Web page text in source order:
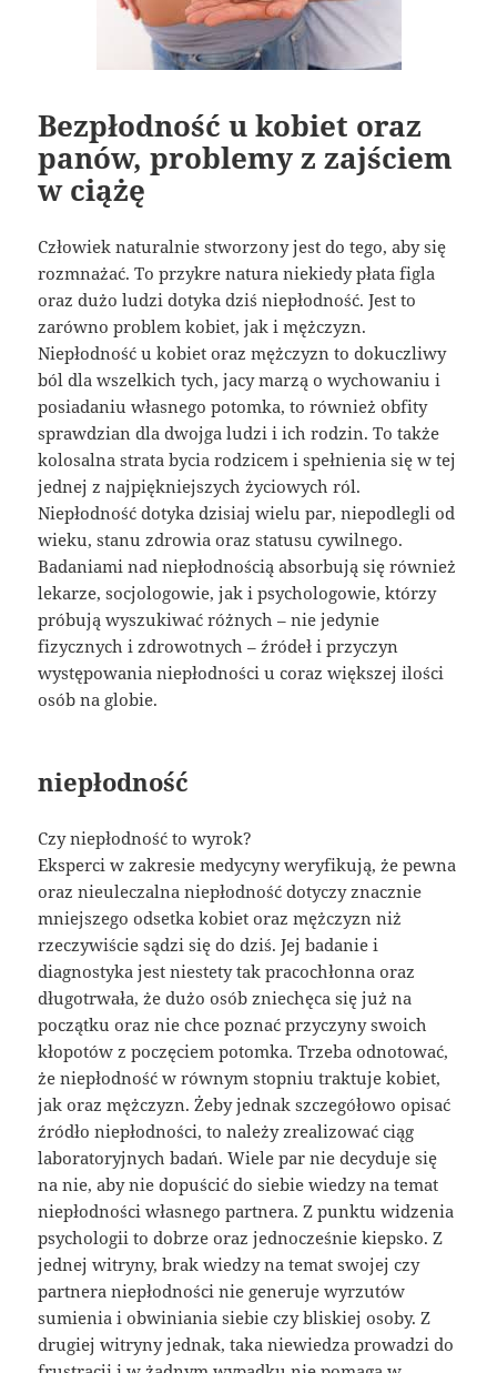
Bezpłodność u kobiet oraz
panów, problemy z zajściem
w ciążę
Człowiek naturalnie stworzony jest do tego, aby się
rozmnażać. To przykre natura niekiedy płata figla
oraz dużo ludzi dotyka dziś niepłodność. Jest to
zarówno problem kobiet, jak i mężczyzn.
Niepłodność u kobiet oraz mężczyzn to dokuczliwy
ból dla wszelkich tych, jacy marzą o wychowaniu i
posiadaniu własnego potomka, to również obfity
sprawdzian dla dwojga ludzi i ich rodzin. To także
kolosalna strata bycia rodzicem i spełnienia się w tej
jednej z najpiękniejszych życiowych ról.
Niepłodność dotyka dzisiaj wielu par, niepodlegli od
wieku, stanu zdrowia oraz statusu cywilnego.
Badaniami nad niepłodnością absorbują się również
lekarze, socjologowie, jak i psychologowie, którzy
próbują wyszukiwać różnych – nie jedynie
fizycznych i zdrowotnych – źródeł i przyczyn
występowania niepłodności u coraz większej ilości
osób na globie.
niepłodność
Czy niepłodność to wyrok?
Eksperci w zakresie medycyny weryfikują, że pewna
oraz nieuleczalna niepłodność dotyczy znacznie
mniejszego odsetka kobiet oraz mężczyzn niż
rzeczywiście sądzi się do dziś. Jej badanie i
diagnostyka jest niestety tak pracochłonna oraz
długotrwała, że dużo osób zniechęca się już na
początku oraz nie chce poznać przyczyny swoich
kłopotów z poczęciem potomka. Trzeba odnotować,
że niepłodność w równym stopniu traktuje kobiet,
jak oraz mężczyzn. Żeby jednak szczegółowo opisać
źródło niepłodności, to należy zrealizować ciąg
laboratoryjnych badań. Wiele par nie decyduje się
na nie, aby nie dopuścić do siebie wiedzy na temat
niepłodności własnego partnera. Z punktu widzenia
psychologii to dobrze oraz jednocześnie kiepsko. Z
jednej witryny, brak wiedzy na temat swojej czy
partnera niepłodności nie generuje wyrzutów
sumienia i obwiniania siebie czy bliskiej osoby. Z
drugiej witryny jednak, taka niewiedza prowadzi do